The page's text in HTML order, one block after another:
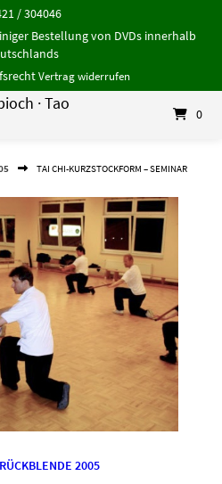
/ 304046
Bestellung von DVDs innerhalb
Vertrag widerrufen
· Tao
0
TAI CHI-KURZSTOCKFORM – SEMINAR
2005